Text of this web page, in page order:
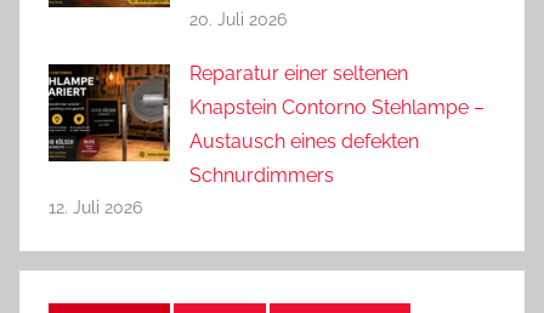
20. Juli 2026
Reparatur einer seltenen
Knapstein Contorno Stehlampe –
Austausch eines defekten
Schnurdimmers
12. Juli 2026